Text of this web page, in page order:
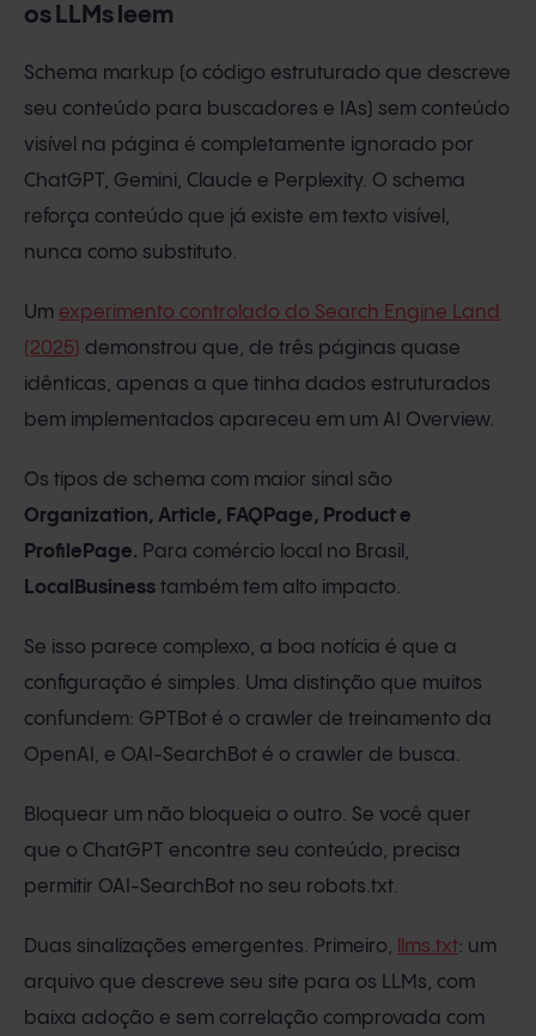
os LLMs leem
Schema markup (o código estruturado que descreve
seu conteúdo para buscadores e IAs) sem conteúdo
visível na página é completamente ignorado por
ChatGPT, Gemini, Claude e Perplexity. O schema
reforça conteúdo que já existe em texto visível,
nunca como substituto.
Um experimento controlado do Search Engine Land
(2025) demonstrou que, de três páginas quase
idênticas, apenas a que tinha dados estruturados
bem implementados apareceu em um AI Overview.
Os tipos de schema com maior sinal são
Organization, Article, FAQPage, Product e
ProfilePage. Para comércio local no Brasil,
LocalBusiness também tem alto impacto.
Se isso parece complexo, a boa notícia é que a
configuração é simples. Uma distinção que muitos
confundem: GPTBot é o crawler de treinamento da
OpenAI, e OAI-SearchBot é o crawler de busca.
Bloquear um não bloqueia o outro. Se você quer
que o ChatGPT encontre seu conteúdo, precisa
permitir OAI-SearchBot no seu robots.txt.
Duas sinalizações emergentes. Primeiro, llms.txt: um
arquivo que descreve seu site para os LLMs, com
baixa adoção e sem correlação comprovada com